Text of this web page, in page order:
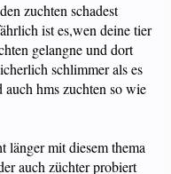
zuchten schadest
ist es,wen deine tier
gelangne und dort
schlimmer als es
auch hms zuchten so wie
länger mit diesem thema
auch züchter probiert